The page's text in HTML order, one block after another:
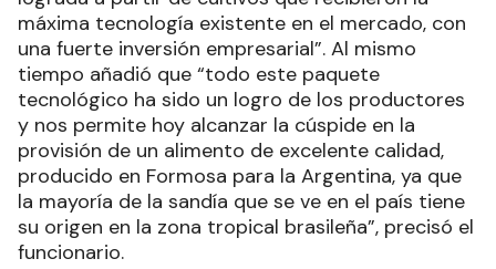
máxima tecnología existente en el mercado, con
una fuerte inversión empresarial”. Al mismo
tiempo añadió que “todo este paquete
tecnológico ha sido un logro de los productores
y nos permite hoy alcanzar la cúspide en la
provisión de un alimento de excelente calidad,
producido en Formosa para la Argentina, ya que
la mayoría de la sandía que se ve en el país tiene
su origen en la zona tropical brasileña”, precisó el
funcionario.